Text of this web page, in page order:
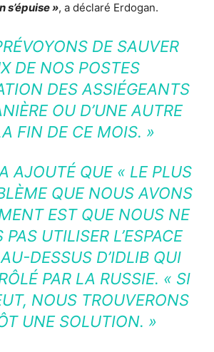
s’épuise », a déclaré Erdogan.
DE SAUVER
DE NOS POSTES
DES ASSIÉGEANTS
OU D’UNE AUTRE
FIN DE CE MOIS. »
AJOUTÉ QUE « LE PLUS
QUE NOUS AVONS
EST QUE NOUS NE
UTILISER L’ESPACE
DESSUS D’IDLIB QUI
PAR LA RUSSIE. « SI
NOUS TROUVERONS
UNE SOLUTION. »